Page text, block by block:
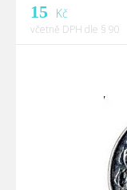
15 Kč
včetně DPH dle § 90